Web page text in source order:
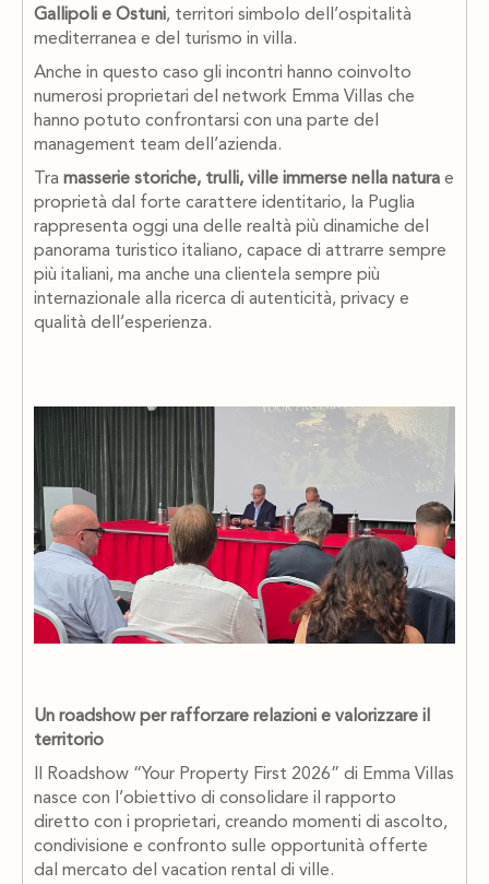
Gallipoli e Ostuni, territori simbolo dell’ospitalità
mediterranea e del turismo in villa.
Anche in questo caso gli incontri hanno coinvolto
numerosi proprietari del network Emma Villas che
hanno potuto confrontarsi con una parte del
management team dell’azienda.
Tra masserie storiche, trulli, ville immerse nella natura e
proprietà dal forte carattere identitario, la Puglia
rappresenta oggi una delle realtà più dinamiche del
panorama turistico italiano, capace di attrarre sempre
più italiani, ma anche una clientela sempre più
internazionale alla ricerca di autenticità, privacy e
qualità dell’esperienza.
Un roadshow per rafforzare relazioni e valorizzare il
territorio
Il Roadshow “Your Property First 2026” di Emma Villas
nasce con l’obiettivo di consolidare il rapporto
diretto con i proprietari, creando momenti di ascolto,
condivisione e confronto sulle opportunità offerte
dal mercato del vacation rental di ville.